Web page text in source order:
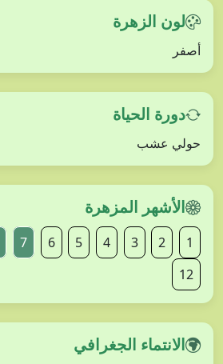
لون الزهرة
أصفر
دورة الحياة
حولي عشب
الأشهر المزهرة
1
2
3
4
5
6
7
12
الانتماء الجغرافي